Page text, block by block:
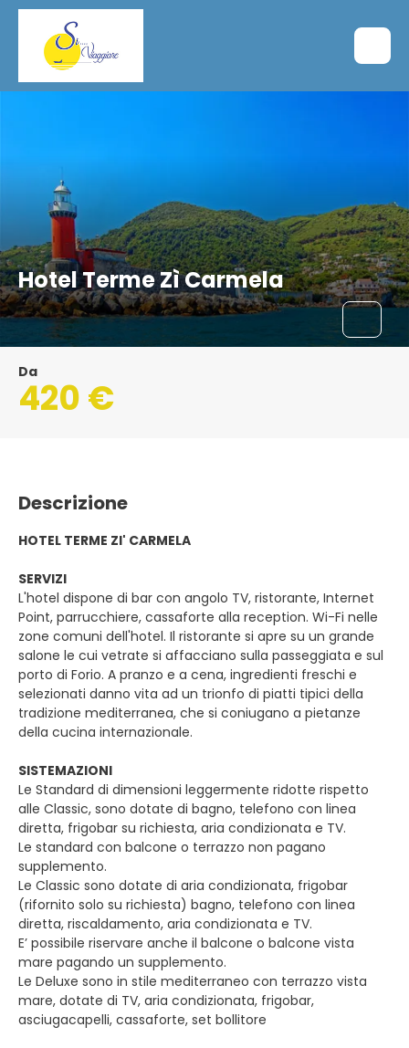
Hotel Terme Zì Carmela
Da
420 €
Descrizione
HOTEL TERME ZI' CARMELA
SERVIZI
L'hotel dispone di bar con angolo TV, ristorante, Internet
Point, parrucchiere, cassaforte alla reception. Wi-Fi nelle
zone comuni dell'hotel. Il ristorante si apre su un grande
salone le cui vetrate si affacciano sulla passeggiata e sul
porto di Forio. A pranzo e a cena, ingredienti freschi e
selezionati danno vita ad un trionfo di piatti tipici della
tradizione mediterranea, che si coniugano a pietanze
della cucina internazionale.
SISTEMAZIONI
Le Standard di dimensioni leggermente ridotte rispetto
alle Classic, sono dotate di bagno, telefono con linea
diretta, frigobar su richiesta, aria condizionata e TV.
Le standard con balcone o terrazzo non pagano
supplemento.
Le Classic sono dotate di aria condizionata, frigobar
(rifornito solo su richiesta) bagno, telefono con linea
diretta, riscaldamento, aria condizionata e TV.
E’ possibile riservare anche il balcone o balcone vista
mare pagando un supplemento.
Le Deluxe sono in stile mediterraneo con terrazzo vista
mare, dotate di TV, aria condizionata, frigobar,
asciugacapelli, cassaforte, set bollitore